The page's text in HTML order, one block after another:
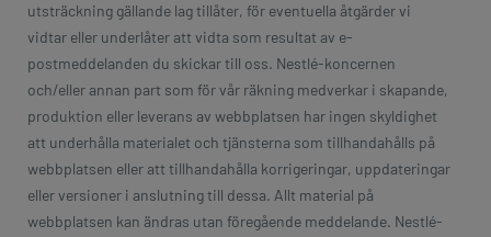
utsträckning gällande lag tillåter, för eventuella åtgärder vi
vidtar eller underlåter att vidta som resultat av e-
postmeddelanden du skickar till oss. Nestlé-koncernen
och/eller annan part som för vår räkning medverkar i skapande,
produktion eller leverans av webbplatsen har ingen skyldighet
att underhålla materialet och tjänsterna som tillhandahålls på
webbplatsen eller att tillhandahålla korrigeringar, uppdateringar
eller versioner i anslutning till dessa. Allt material på
webbplatsen kan ändras utan föregående meddelande. Nestlé-